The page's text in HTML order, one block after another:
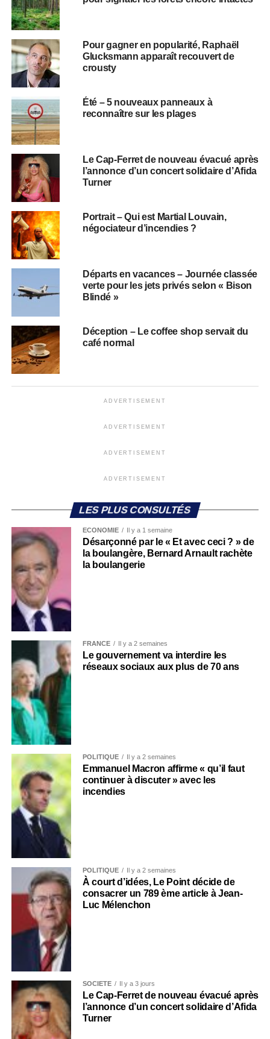
Pour gagner en popularité, Raphaël
Glucksmann apparaît recouvert de
crousty
Été – 5 nouveaux panneaux à
reconnaître sur les plages
Le Cap-Ferret de nouveau évacué après
l’annonce d’un concert solidaire d’Afida
Turner
Portrait – Qui est Martial Louvain,
négociateur d’incendies ?
Départs en vacances – Journée classée
verte pour les jets privés selon « Bison
Blindé »
Déception – Le coffee shop servait du
café normal
ADVERTISEMENT
ADVERTISEMENT
ADVERTISEMENT
ADVERTISEMENT
LES PLUS CONSULTÉS
ECONOMIE Il y a 1 semaine
Désarçonné par le « Et avec ceci ? » de
la boulangère, Bernard Arnault rachète
la boulangerie
FRANCE Il y a 2 semaines
Le gouvernement va interdire les
réseaux sociaux aux plus de 70 ans
POLITIQUE Il y a 2 semaines
Emmanuel Macron affirme « qu’il faut
continuer à discuter » avec les
incendies
POLITIQUE Il y a 2 semaines
À court d’idées, Le Point décide de
consacrer un 789 ème article à Jean-
Luc Mélenchon
SOCIÉTÉ Il y a 3 jours
Le Cap-Ferret de nouveau évacué après
l’annonce d’un concert solidaire d’Afida
Turner